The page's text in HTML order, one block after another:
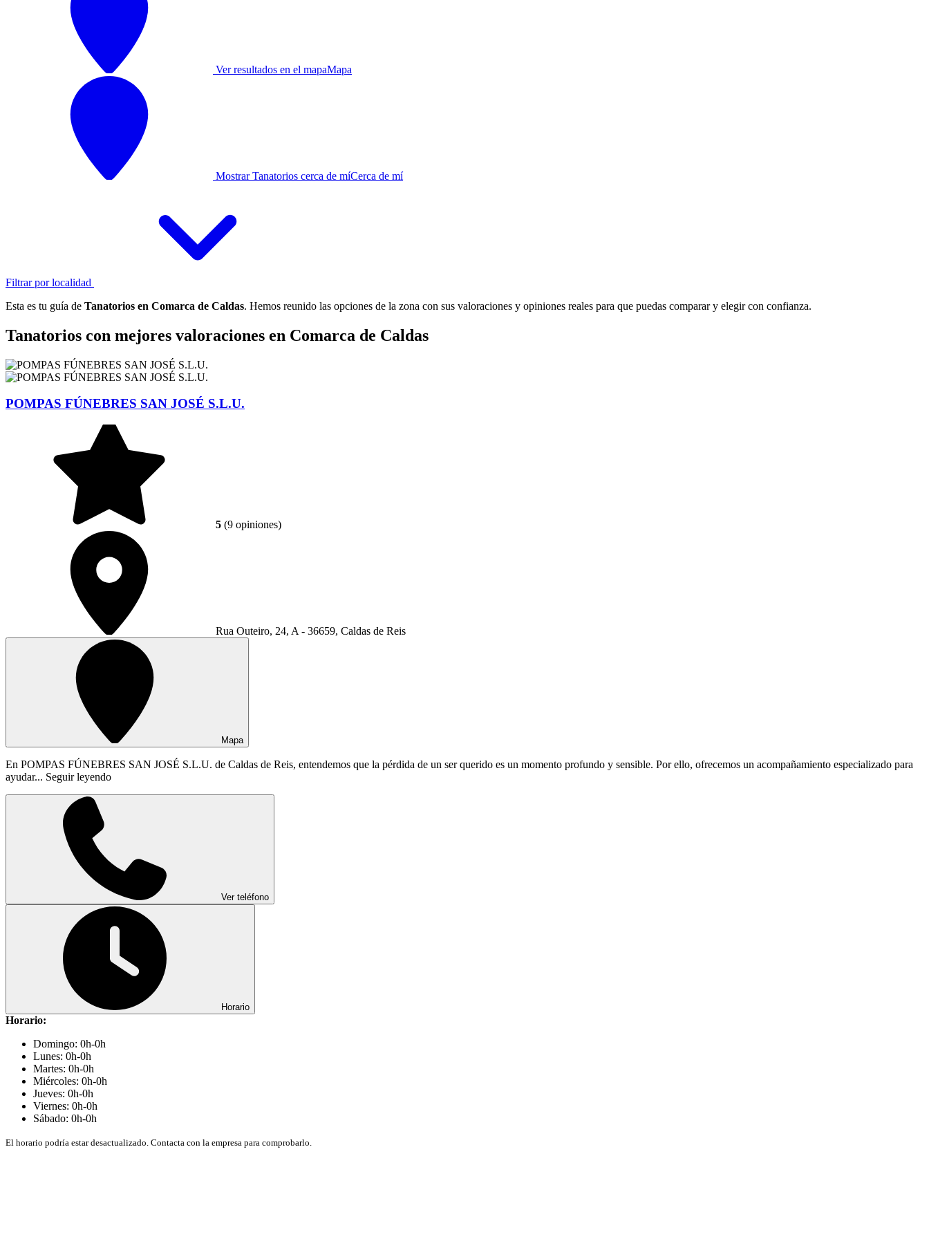
Ver resultados en el mapaMapa
Mostrar Tanatorios cerca de míCerca de mí
Filtrar por localidad
Esta es tu guía de Tanatorios en Comarca de Caldas. Hemos reunido las opciones de la zona con sus valoraciones y opiniones reales para que puedas comparar y elegir con confianza.
Tanatorios con mejores valoraciones en Comarca de Caldas
POMPAS FÚNEBRES SAN JOSÉ S.L.U.
5 (9 opiniones)
Rua Outeiro, 24, A - 36659, Caldas de Reis
Mapa
En POMPAS FÚNEBRES SAN JOSÉ S.L.U. de Caldas de Reis, entendemos que la pérdida de un ser querido es un momento profundo y sensible. Por ello, ofrecemos un acompañamiento especializado para
ayudar... Seguir leyendo
Ver teléfono
Horario
Horario:
Domingo: 0h-0h
Lunes: 0h-0h
Martes: 0h-0h
Miércoles: 0h-0h
Jueves: 0h-0h
Viernes: 0h-0h
Sábado: 0h-0h
El horario podría estar desactualizado. Contacta con la empresa para comprobarlo.